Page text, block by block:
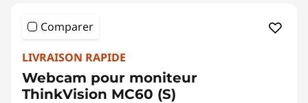
Comparer
LIVRAISON RAPIDE
Webcam pour moniteur
ThinkVision MC60 (S)